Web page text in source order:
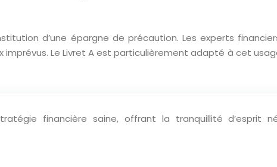
d’une épargne de précaution. Les experts
imprévus. Le Livret A est particulièrement adapté à cet
financière saine, offrant la tranquillité d’esprit